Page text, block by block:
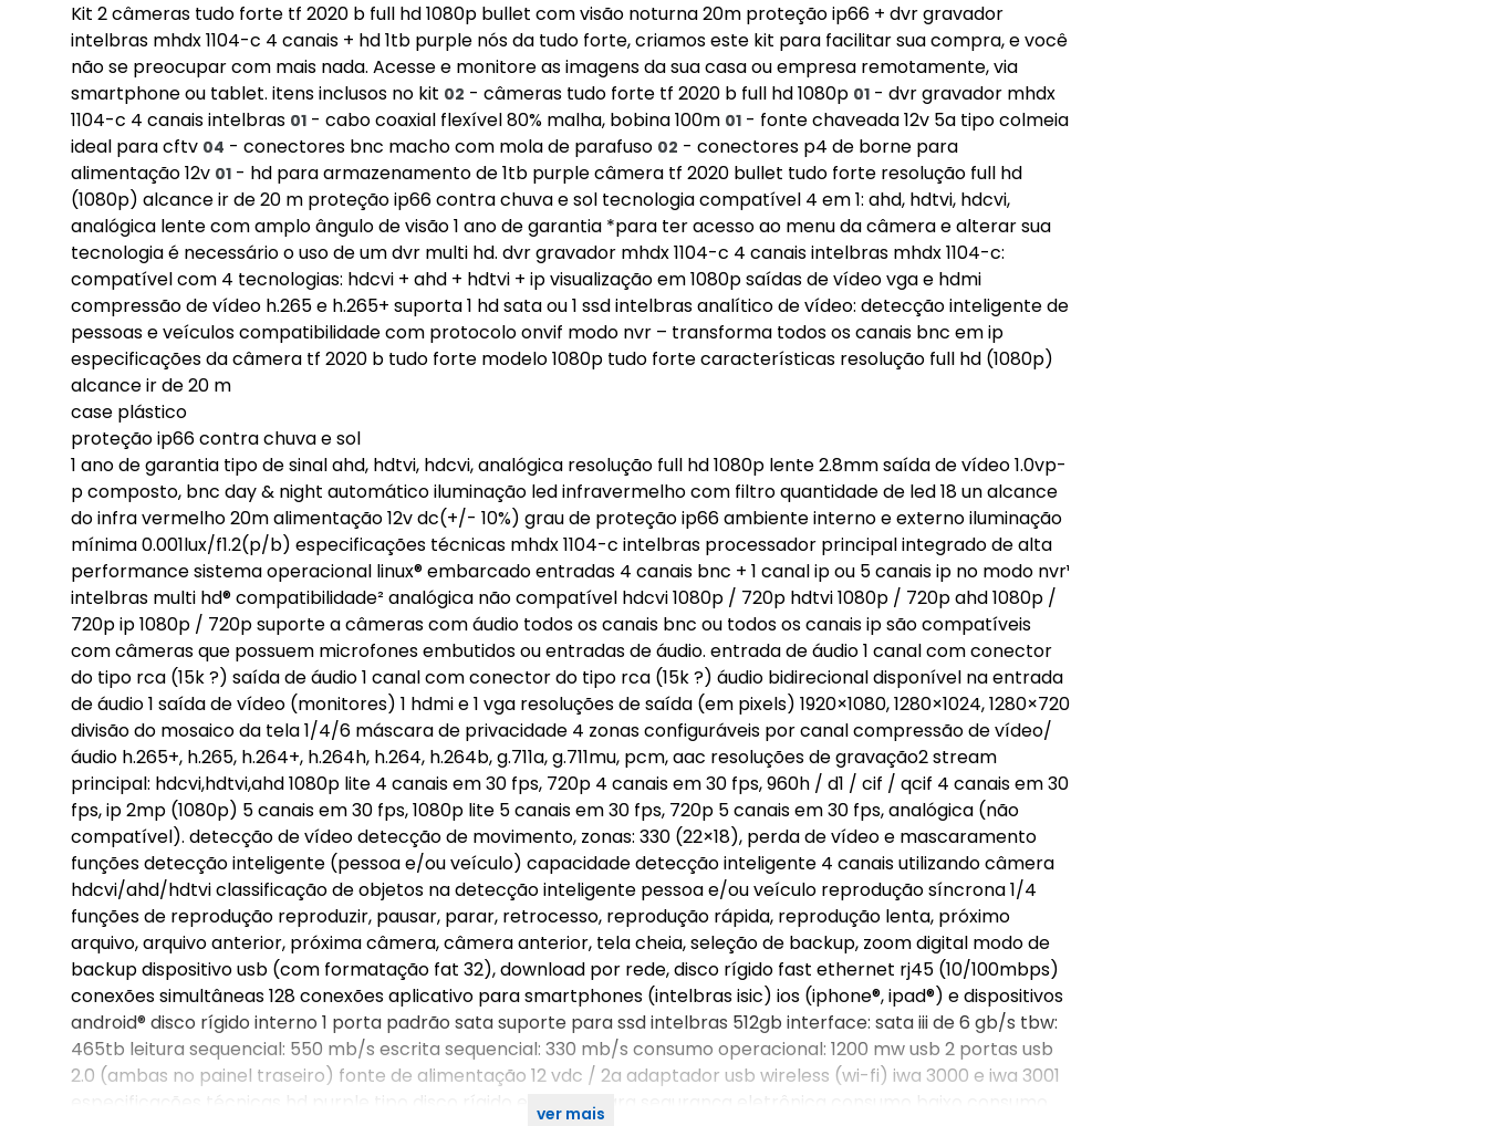
Kit 2 câmeras tudo forte tf 2020 b full hd 1080p bullet com visão noturna 20m proteção ip66 + dvr gravador
intelbras mhdx 1104-c 4 canais + hd 1tb purple nós da tudo forte, criamos este kit para facilitar sua compra, e você
não se preocupar com mais nada. Acesse e monitore as imagens da sua casa ou empresa remotamente, via
smartphone ou tablet. itens inclusos no kit 02 - câmeras tudo forte tf 2020 b full hd 1080p 01 - dvr gravador mhdx
1104-c 4 canais intelbras 01 - cabo coaxial flexível 80% malha, bobina 100m 01 - fonte chaveada 12v 5a tipo colmeia
ideal para cftv 04 - conectores bnc macho com mola de parafuso 02 - conectores p4 de borne para
alimentação 12v 01 - hd para armazenamento de 1tb purple câmera tf 2020 bullet tudo forte resolução full hd
(1080p) alcance ir de 20 m proteção ip66 contra chuva e sol tecnologia compatível 4 em 1: ahd, hdtvi, hdcvi,
analógica lente com amplo ângulo de visão 1 ano de garantia *para ter acesso ao menu da câmera e alterar sua
tecnologia é necessário o uso de um dvr multi hd. dvr gravador mhdx 1104-c 4 canais intelbras mhdx 1104-c:
compatível com 4 tecnologias: hdcvi + ahd + hdtvi + ip visualização em 1080p saídas de vídeo vga e hdmi
compressão de vídeo h.265 e h.265+ suporta 1 hd sata ou 1 ssd intelbras analítico de vídeo: detecção inteligente de
pessoas e veículos compatibilidade com protocolo onvif modo nvr – transforma todos os canais bnc em ip
especificações da câmera tf 2020 b tudo forte modelo 1080p tudo forte características resolução full hd (1080p)
alcance ir de 20 m
case plástico
proteção ip66 contra chuva e sol
1 ano de garantia tipo de sinal ahd, hdtvi, hdcvi, analógica resolução full hd 1080p lente 2.8mm saída de vídeo 1.0vp-
p composto, bnc day & night automático iluminação led infravermelho com filtro quantidade de led 18 un alcance
do infra vermelho 20m alimentação 12v dc(+/- 10%) grau de proteção ip66 ambiente interno e externo iluminação
mínima 0.001lux/f1.2(p/b) especificações técnicas mhdx 1104-c intelbras processador principal integrado de alta
performance sistema operacional linux® embarcado entradas 4 canais bnc + 1 canal ip ou 5 canais ip no modo nvr¹
intelbras multi hd® compatibilidade² analógica não compatível hdcvi 1080p / 720p hdtvi 1080p / 720p ahd 1080p /
720p ip 1080p / 720p suporte a câmeras com áudio todos os canais bnc ou todos os canais ip são compatíveis
com câmeras que possuem microfones embutidos ou entradas de áudio. entrada de áudio 1 canal com conector
do tipo rca (15k ?) saída de áudio 1 canal com conector do tipo rca (15k ?) áudio bidirecional disponível na entrada
de áudio 1 saída de vídeo (monitores) 1 hdmi e 1 vga resoluções de saída (em pixels) 1920×1080, 1280×1024, 1280×720
divisão do mosaico da tela 1/4/6 máscara de privacidade 4 zonas configuráveis por canal compressão de vídeo/
áudio h.265+, h.265, h.264+, h.264h, h.264, h.264b, g.711a, g.711mu, pcm, aac resoluções de gravação2 stream
principal: hdcvi,hdtvi,ahd 1080p lite 4 canais em 30 fps, 720p 4 canais em 30 fps, 960h / d1 / cif / qcif 4 canais em 30
fps, ip 2mp (1080p) 5 canais em 30 fps, 1080p lite 5 canais em 30 fps, 720p 5 canais em 30 fps, analógica (não
compatível). detecção de vídeo detecção de movimento, zonas: 330 (22×18), perda de vídeo e mascaramento
funções detecção inteligente (pessoa e/ou veículo) capacidade detecção inteligente 4 canais utilizando câmera
hdcvi/ahd/hdtvi classificação de objetos na detecção inteligente pessoa e/ou veículo reprodução síncrona 1/4
funções de reprodução reproduzir, pausar, parar, retrocesso, reprodução rápida, reprodução lenta, próximo
arquivo, arquivo anterior, próxima câmera, câmera anterior, tela cheia, seleção de backup, zoom digital modo de
backup dispositivo usb (com formatação fat 32), download por rede, disco rígido fast ethernet rj45 (10/100mbps)
conexões simultâneas 128 conexões aplicativo para smartphones (intelbras isic) ios (iphone®, ipad®) e dispositivos
android® disco rígido interno 1 porta padrão sata suporte para ssd intelbras 512gb interface: sata iii de 6 gb/s tbw:
465tb leitura sequencial: 550 mb/s escrita sequencial: 330 mb/s consumo operacional: 1200 mw usb 2 portas usb
2.0 (ambas no painel traseiro) fonte de alimentação 12 vdc / 2a adaptador usb wireless (wi-fi) iwa 3000 e iwa 3001
especificações técnicas hd purple tipo disco rígido especial para segurança eletrônica consumo baixo consumo
ver mais